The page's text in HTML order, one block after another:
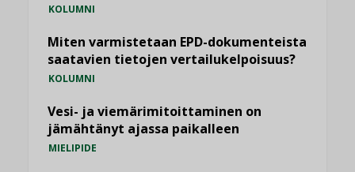
KOLUMNI
Miten varmistetaan EPD-dokumenteista
saatavien tietojen vertailukelpoisuus?
KOLUMNI
Vesi- ja viemärimitoittaminen on
jämähtänyt ajassa paikalleen
MIELIPIDE